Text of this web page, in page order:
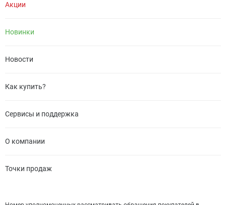
Акции
Новинки
Новости
Как купить?
Сервисы и поддержка
О компании
Точки продаж